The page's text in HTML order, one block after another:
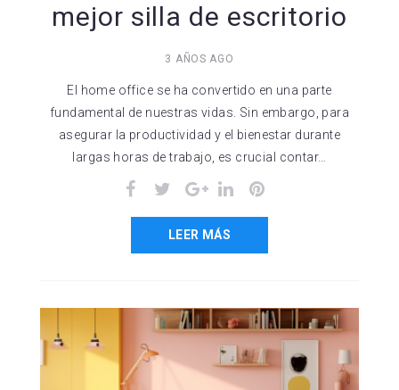
mejor silla de escritorio
3 AÑOS AGO
El home office se ha convertido en una parte
fundamental de nuestras vidas. Sin embargo, para
asegurar la productividad y el bienestar durante
largas horas de trabajo, es crucial contar…
FacebookTwitter Google+ LinkedIn
LEER MÁS